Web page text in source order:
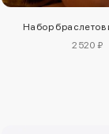
Набор браслетов
2520 ₽